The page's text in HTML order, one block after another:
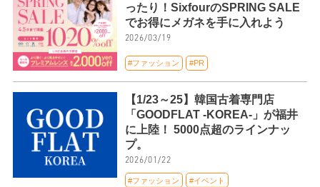
ったり！SixfourのSPRING SALE
でお得にメガネを手に入れよう
2026/03/19
#ファッション #PR
【1/23～25】韓国古着専門店
「GOODFLAT -KOREA-」が福井
に上陸！ 5000点超のラインナッ
プ。
2026/01/22
#ファッション #イベント